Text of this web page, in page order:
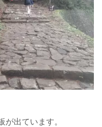
が出ています。